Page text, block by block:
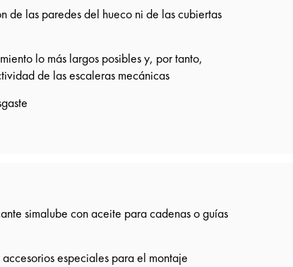
de las paredes del hueco ni de las cubiertas
lo más largos posibles y, por tanto,
de las escaleras mecánicas
simalube con aceite para cadenas o guías
especiales para el montaje